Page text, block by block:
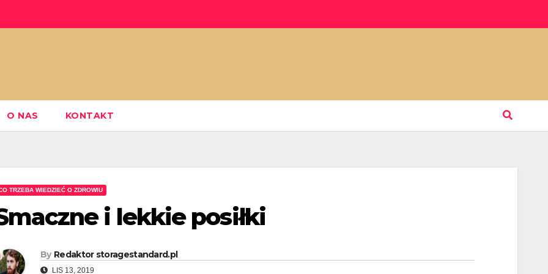
O NAS KONTAKT
TRZEBA WIEDZIEĆ O ZDROWIU
i lekkie posiłki
By Redaktor storagestandard.pl
LIS 13, 2019